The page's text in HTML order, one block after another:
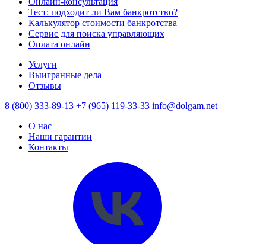
Тест: подходит ли Вам банкротство?
Калькулятор стоимости банкротства
Сервис для поиска управляющих
Оплата онлайн
Услуги
Выигранные дела
Отзывы
8 (800) 333-89-13 +7 (965) 119-33-33 info@dolgam.net
О нас
Наши гарантии
Контакты